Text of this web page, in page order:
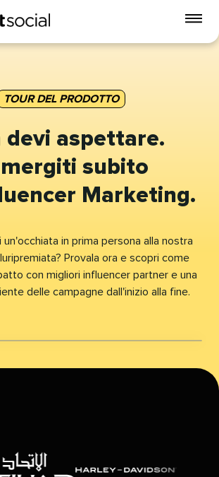
TOUR DEL PRODOTTO​​
devi aspettare.
subito
Marketing.​​
un'occhiata in prima persona alla nostra
Provala ora e scopri come
con migliori influencer partner e una
delle campagne dall'inizio alla fine.​​